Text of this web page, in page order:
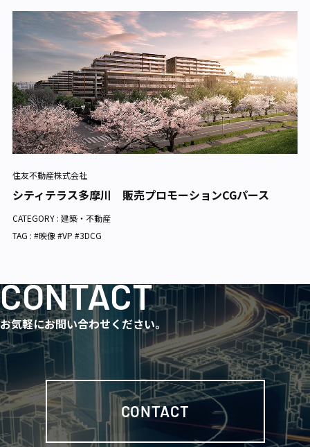
住友不動産株式会社
シティテラス多摩川 販売プロモーションCGパース
CATEGORY : 建築・不動産
TAG : #映像 #VP #3DCG
CONTACT
お気軽にお問い合わせください。
CONTACT